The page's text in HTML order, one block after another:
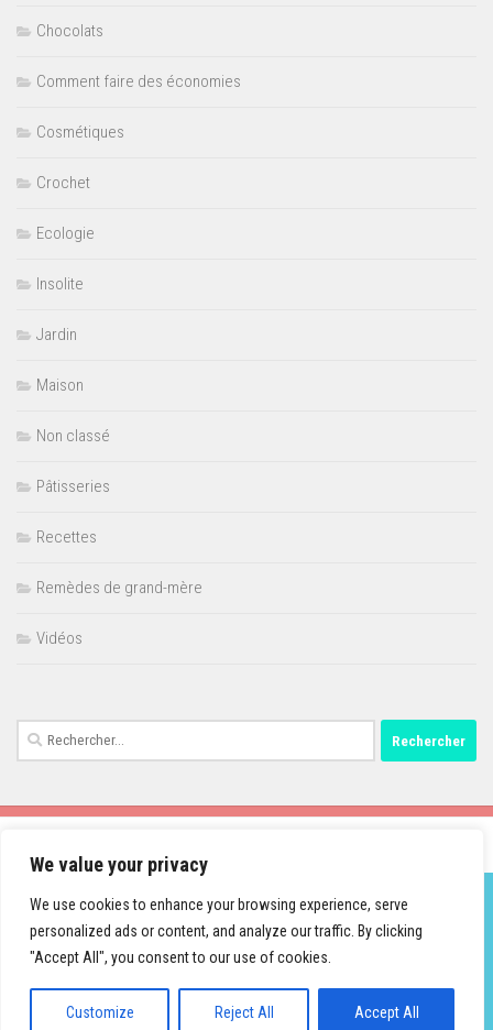
We value your privacy
We use cookies to enhance your browsing experience, serve
personalized ads or content, and analyze our traffic. By clicking
"Accept All", you consent to our use of cookies.
Customize Reject All Accept All
Chocolats
Comment faire des économies
Cosmétiques
Crochet
Ecologie
Insolite
Jardin
Maison
Non classé
Pâtisseries
Recettes
Remèdes de grand-mère
Vidéos
Rechercher :